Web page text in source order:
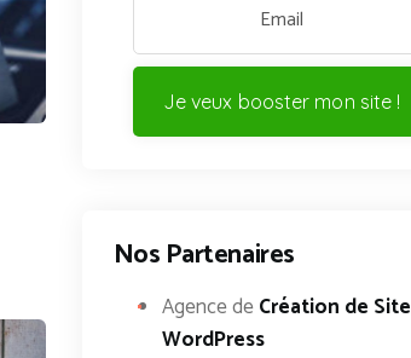
Je veux booster mon site !
Nos Partenaires
Agence deCréation de Site
WordPress